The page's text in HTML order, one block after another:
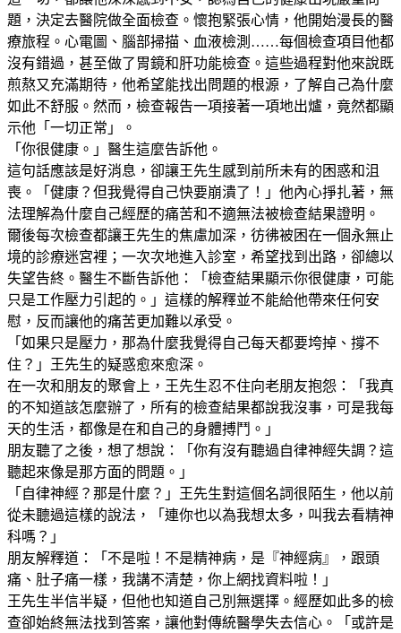
題，決定去醫院做全面檢查。懷抱緊張心情，他開始漫長的醫
療旅程。心電圖、腦部掃描、血液檢測……每個檢查項目他都
沒有錯過，甚至做了胃鏡和肝功能檢查。這些過程對他來說既
煎熬又充滿期待，他希望能找出問題的根源，了解自己為什麼
如此不舒服。然而，檢查報告一項接著一項地出爐，竟然都顯
示他「一切正常」。
「你很健康。」醫生這麼告訴他。
這句話應該是好消息，卻讓王先生感到前所未有的困惑和沮
喪。「健康？但我覺得自己快要崩潰了！」他內心掙扎著，無
法理解為什麼自己經歷的痛苦和不適無法被檢查結果證明。
爾後每次檢查都讓王先生的焦慮加深，彷彿被困在一個永無止
境的診療迷宮裡；一次次地進入診室，希望找到出路，卻總以
失望告終。醫生不斷告訴他：「檢查結果顯示你很健康，可能
只是工作壓力引起的。」這樣的解釋並不能給他帶來任何安
慰，反而讓他的痛苦更加難以承受。
「如果只是壓力，那為什麼我覺得自己每天都要垮掉、撐不
住？」王先生的疑惑愈來愈深。
在一次和朋友的聚會上，王先生忍不住向老朋友抱怨：「我真
的不知道該怎麼辦了，所有的檢查結果都說我沒事，可是我每
天的生活，都像是在和自己的身體搏鬥。」
朋友聽了之後，想了想說：「你有沒有聽過自律神經失調？這
聽起來像是那方面的問題。」
「自律神經？那是什麼？」王先生對這個名詞很陌生，他以前
從未聽過這樣的說法，「連你也以為我想太多，叫我去看精神
科嗎？」
朋友解釋道：「不是啦！不是精神病，是『神經病』，跟頭
痛、肚子痛一樣，我講不清楚，你上網找資料啦！」
王先生半信半疑，但他也知道自己別無選擇。經歷如此多的檢
查卻始終無法找到答案，讓他對傳統醫學失去信心。「或許是